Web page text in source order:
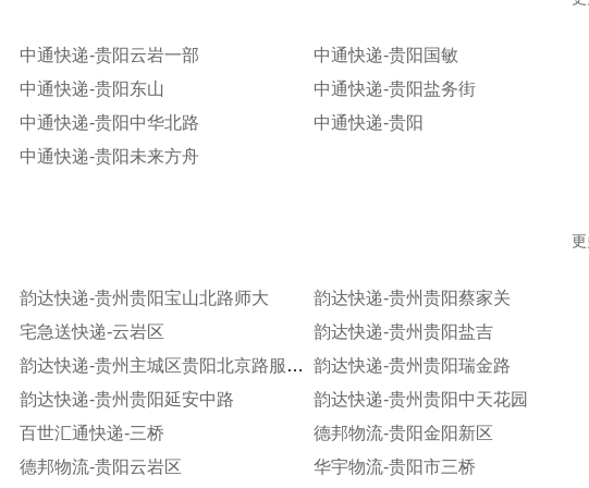
中通快递-贵阳云岩一部
中通快递-贵阳国敏
中通快递-贵阳东山
中通快递-贵阳盐务街
中通快递-贵阳中华北路
中通快递-贵阳
中通快递-贵阳未来方舟
韵达快递-贵州贵阳宝山北路师大
韵达快递-贵州贵阳蔡家关
宅急送快递-云岩区
韵达快递-贵州贵阳盐吉
韵达快递-贵州主城区贵阳北京路服务部
韵达快递-贵州贵阳瑞金路
韵达快递-贵州贵阳延安中路
韵达快递-贵州贵阳中天花园
百世汇通快递-三桥
德邦物流-贵阳金阳新区
德邦物流-贵阳云岩区 华宇物流-贵阳市三桥